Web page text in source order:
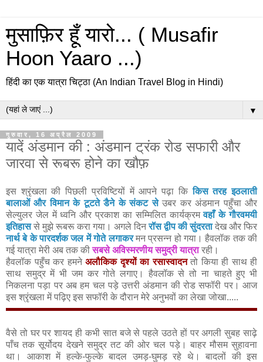
मुसाफ़िर हूँ यारो... ( Musafir
Hoon Yaaro ...)
हिंदी का एक यात्रा चिट्ठा (An Indian Travel Blog in Hindi)
▼
गुरुवार, 16 अप्रैल 2009
यादें अंडमान की : अंडमान ट्रंक रोड सफारी और
जारवा से रूबरू होने का खौफ़
इस श्रृंखला की पिछली प्रविष्टियों में आपने पढ़ा किकिस तरह इठलाती
बालाओं और विमान के टूटते डैने के संकट सेउबर कर अंडमान पहुँचा और
सेल्युलर जेल में ध्वनि और प्रकाश का सम्मिलित कार्यक्रमवहाँ के गौरवमयी
इतिहास से मुझे रूबरू करा गया। अगले दिनरॉस द्वीप की सुंदरतादेख और फिर
नार्थ बे के पारदर्शक जल में गोते लगाकरमन प्रसन्न हो गया। हैवलॉक तक की
गई यात्रा मेरी अब तक कीसबसे अविस्मरणीय समुद्री यात्रारही।
हैवलॉक पहुँच कर हमने अलौकिक दृश्यों का रसास्वादन तो किया ही साथ ही
साथ समुद्र में भी जम कर गोते लगाए। हैवलॉक से तो ना चाहते हुए भी
निकलना पड़ा पर अब हम चल पड़े उत्तरी अंडमान की रोड सफॉरी पर। आज
इस श्रृंखला में पढ़िए इस सफॉरी के दौरान मेरे अनुभवों का लेखा जोखा.....
वैसे तो घर पर शायद ही कभी सात बजे से पहले उठते हों पर अगली सुबह साढ़े
पाँच तक सूर्योदय देखने समुद्र तट की ओर चल पड़े। बाहर मौसम सुहावना
था। आकाश में हल्के-फुल्के बादल उमड़-घुमड़ रहे थे। बादलों की इस